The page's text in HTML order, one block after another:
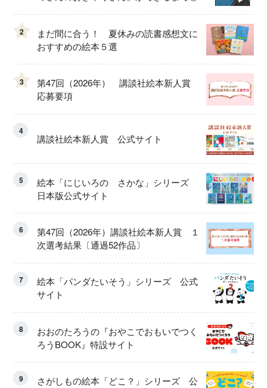
2
まだ間に合う！ 夏休みの読書感想文に
おすすめの絵本５選
3
第47回（2026年） 講談社絵本新人賞
応募要項
4
講談社絵本新人賞 公式サイト
5
絵本「にじいろの さかな」シリーズ
日本版公式サイト
6
第47回（2026年）講談社絵本新人賞 １
次選考結果〔通過52作品〕
7
絵本「パンダたいそう」シリーズ 公式
サイト
8
おおのたろうの『おやこでおもいでつく
ろうBOOK』特設サイト
9
さがしもの絵本「どこ？」シリーズ 公